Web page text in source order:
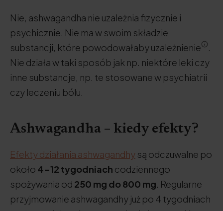
Nie, ashwagandha nie uzależnia fizycznie i
psychicznie. Nie ma w swoim składzie
substancji, które powodowałaby uzależnienie
.
Nie działa w taki sposób jak np. niektóre leki czy
inne substancje, np. te stosowane w psychiatrii
czy leczeniu bólu.
Ashwagandha – kiedy efekty?
Efekty działania ashwagandhy są odczuwalne po
około 4–12 tygodniach codziennego
spożywania od 250 mg do 800 mg. Regularne
przyjmowanie ashwagandhy już po 4 tygodniach